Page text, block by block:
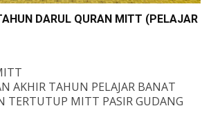
DARUL QURAN MITT (PELAJAR
AKHIR TAHUN PELAJAR BANAT
TERTUTUP MITT PASIR GUDANG